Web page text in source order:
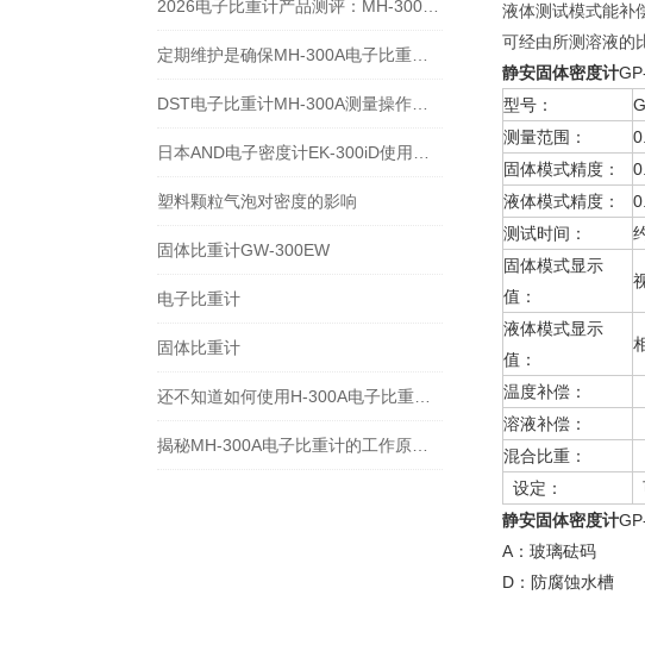
塑料颗粒气泡对密度的影响
固体比重计GW-300EW
电子比重计
固体比重计
液体测试模式能补
可经由所测溶液的
静安固体密度计
型号：
测量范围：
固体模式精度：
液体模式精度：
测试时间：
固体模式显示
值：
液体模式显示
值：
温度补偿：
溶液补偿：
混合比重：
设定：
静安固体密度计
A：玻璃砝码
D：防腐蚀水